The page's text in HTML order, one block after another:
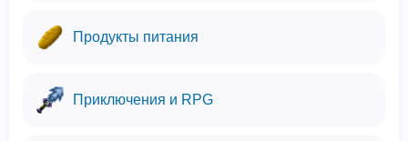
Продукты питания
Приключения и RPG